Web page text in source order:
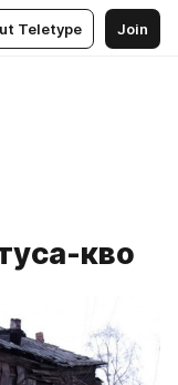
Teletype Join
кво